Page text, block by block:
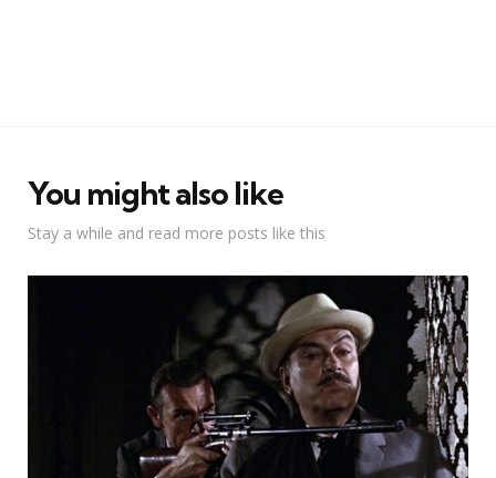
You might also like
Stay a while and read more posts like this